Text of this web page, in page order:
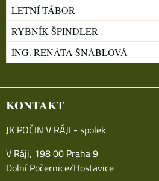
LETNÍ TÁBOR
RYBNÍK ŠPINDLER
ING. RENÁTA ŠNÁBLOVÁ
KONTAKT
JK POČIN V RÁJI - spolek
V Ráji, 198 00 Praha 9
Dolní Počernice/Hostavice